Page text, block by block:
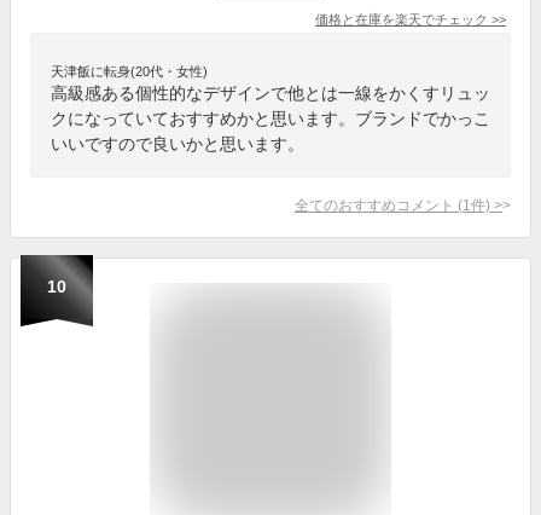
価格と在庫を楽天でチェック >>
天津飯に転身(20代・女性)
高級感ある個性的なデザインで他とは一線をかくすリュッ
クになっていておすすめかと思います。ブランドでかっこ
いいですので良いかと思います。
全てのおすすめコメント (1 件) >
10